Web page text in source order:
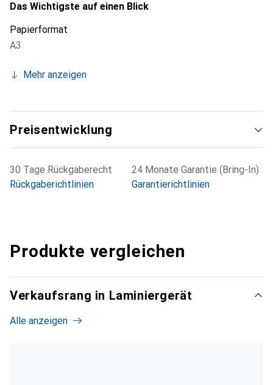
Das Wichtigste auf einen Blick
Papierformat
A3
Mehr anzeigen
Preisentwicklung
30 Tage Rückgaberecht
Rückgaberichtlinien
24 Monate Garantie (Bring-In)
Garantierichtlinien
Produkte vergleichen
Verkaufsrang in Laminiergerät
Alle anzeigen